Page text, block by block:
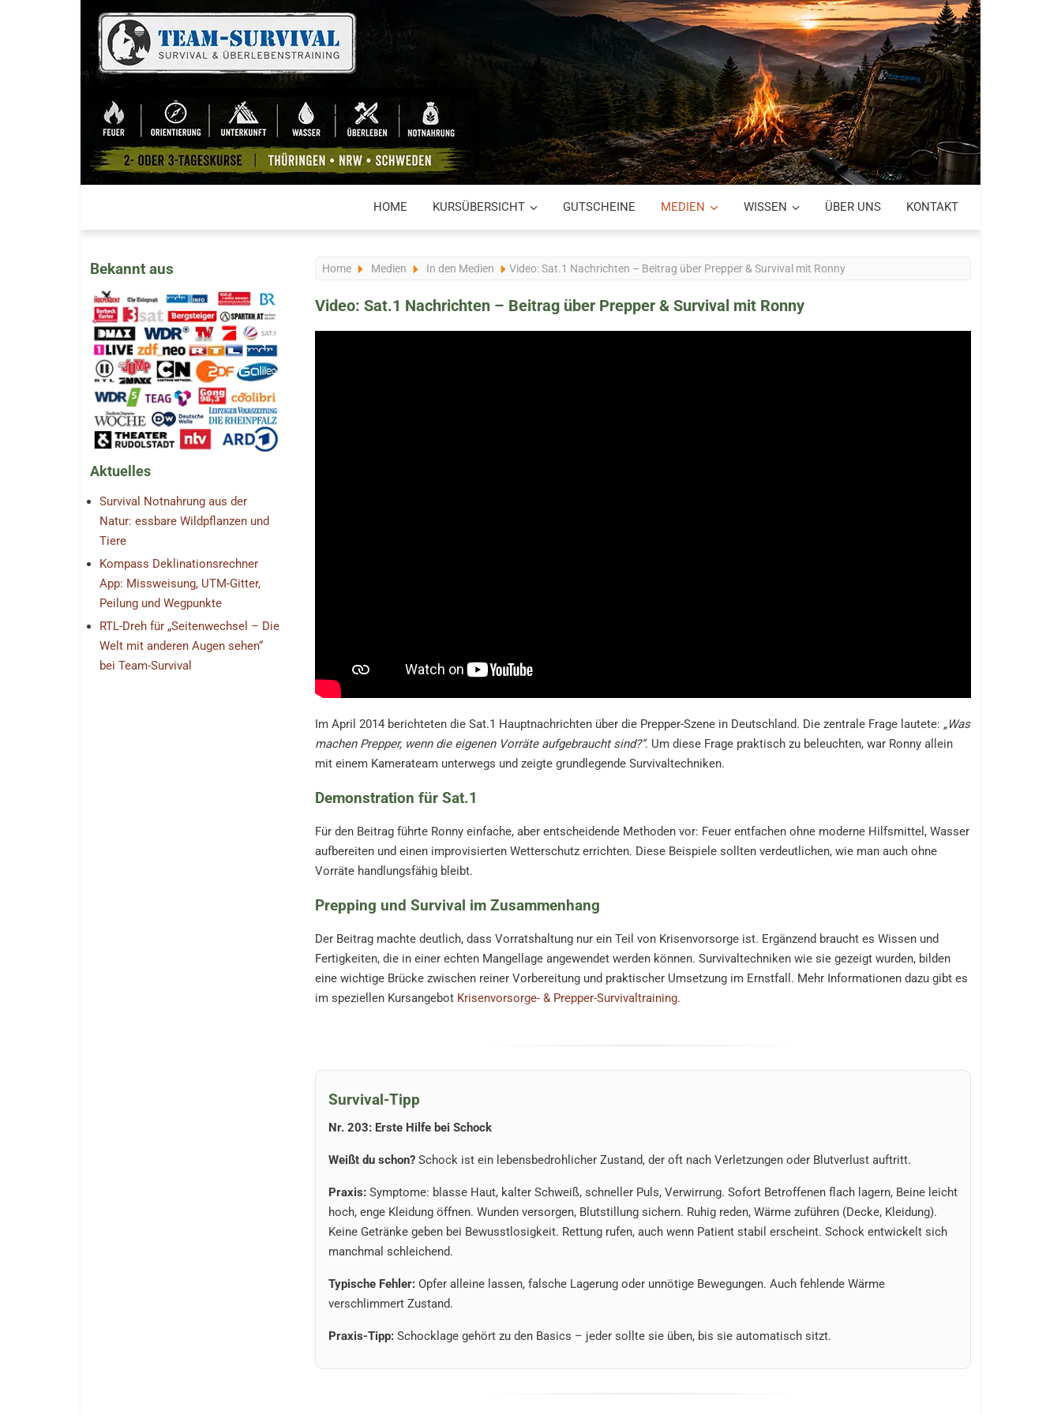
HOME KURSÜBERSICHT GUTSCHEINE MEDIEN WISSEN ÜBER UNS KONTAKT
Bekannt aus
Aktuelles
Survival Notnahrung aus der
Natur: essbare Wildpflanzen und
Tiere
Kompass Deklinationsrechner
App: Missweisung, UTM-Gitter,
Peilung und Wegpunkte
RTL-Dreh für „Seitenwechsel – Die
Welt mit anderen Augen sehen“
bei Team-Survival
Home Medien In den Medien Video: Sat.1 Nachrichten – Beitrag über Prepper & Survival mit Ronny
Video: Sat.1 Nachrichten – Beitrag über Prepper & Survival mit Ronny
Im April 2014 berichteten die Sat.1 Hauptnachrichten über die Prepper-Szene in Deutschland. Die zentrale Frage lautete: „Was
machen Prepper, wenn die eigenen Vorräte aufgebraucht sind?“. Um diese Frage praktisch zu beleuchten, war Ronny allein
mit einem Kamerateam unterwegs und zeigte grundlegende Survivaltechniken.
Demonstration für Sat.1
Für den Beitrag führte Ronny einfache, aber entscheidende Methoden vor: Feuer entfachen ohne moderne Hilfsmittel, Wasser
aufbereiten und einen improvisierten Wetterschutz errichten. Diese Beispiele sollten verdeutlichen, wie man auch ohne
Vorräte handlungsfähig bleibt.
Prepping und Survival im Zusammenhang
Der Beitrag machte deutlich, dass Vorratshaltung nur ein Teil von Krisenvorsorge ist. Ergänzend braucht es Wissen und
Fertigkeiten, die in einer echten Mangellage angewendet werden können. Survivaltechniken wie sie gezeigt wurden, bilden
eine wichtige Brücke zwischen reiner Vorbereitung und praktischer Umsetzung im Ernstfall. Mehr Informationen dazu gibt es
im speziellen Kursangebot Krisenvorsorge- & Prepper-Survivaltraining.
Survival-Tipp
Nr. 203: Erste Hilfe bei Schock
Weißt du schon? Schock ist ein lebensbedrohlicher Zustand, der oft nach Verletzungen oder Blutverlust auftritt.
Praxis: Symptome: blasse Haut, kalter Schweiß, schneller Puls, Verwirrung. Sofort Betroffenen flach lagern, Beine leicht
hoch, enge Kleidung öffnen. Wunden versorgen, Blutstillung sichern. Ruhig reden, Wärme zuführen (Decke, Kleidung).
Keine Getränke geben bei Bewusstlosigkeit. Rettung rufen, auch wenn Patient stabil erscheint. Schock entwickelt sich
manchmal schleichend.
Typische Fehler: Opfer alleine lassen, falsche Lagerung oder unnötige Bewegungen. Auch fehlende Wärme
verschlimmert Zustand.
Praxis-Tipp: Schocklage gehört zu den Basics – jeder sollte sie üben, bis sie automatisch sitzt.